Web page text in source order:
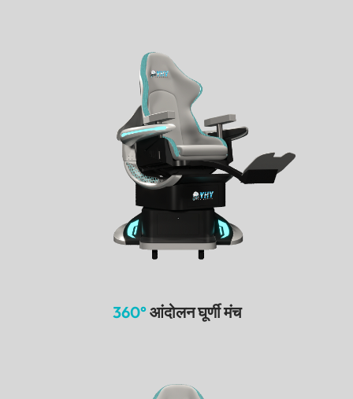
360°आंदोलन घूर्णी मंच